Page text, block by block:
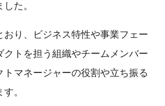
た。
おり、ビジネス特性や事業フェー
クトを担う組織やチームメンバー
トマネージャーの役割や立ち振る
。